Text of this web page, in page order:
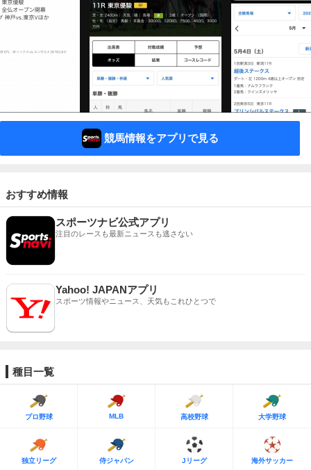
競馬情報をアプリで見る
おすすめ情報
スポーツナビ公式アプリ
注目のレースも最新ニュースも逃さない
Yahoo! JAPANアプリ
スポーツ情報やニュース、天気もこれひとつで
種目一覧
プロ野球 MLB 高校野球 大学野球
独立リーグ 侍ジャパン Jリーグ 海外サッカー